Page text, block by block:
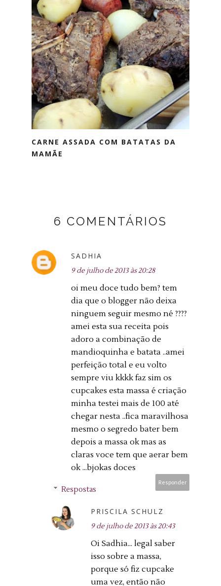
CARNE ASSADA COM BATATAS DA
MAMÃE
6 COMENTÁRIOS
SADHIA
9 de julho de 2013 às 20:28
oi meu doce tudo bem? tem
dia que o blogger não deixa
ninguem seguir mesmo né ????
amei esta sua receita pois
adoro a combinação de
mandioquinha e batata ..amei
perfeição total e eu volto
sempre viu kkkk faz sim os
cupcakes esta massa é criação
minha testei mais de 100 até
chegar nesta ..fica maravilhosa
mesmo o segredo bater bem
depois a massa ok mas as
claras voce tem que aerar bem
ok ...bjokas doces
Responder
Respostas
PRISCILA SCHULZ
9 de julho de 2013 às 20:43
Oi Sadhia... legal saber
isso sobre a massa,
porque só fiz cupcake
uma vez, então não